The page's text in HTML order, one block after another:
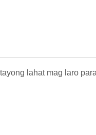
lahat mag laro